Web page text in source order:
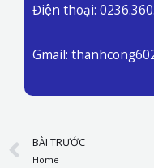
Điện thoại:
Gmail:
Prev
BÀI TRƯỚC
Home